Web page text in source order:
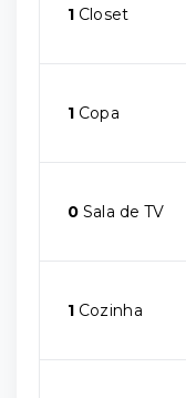
1 Closet
1 Copa
0 Sala de TV
1 Cozinha